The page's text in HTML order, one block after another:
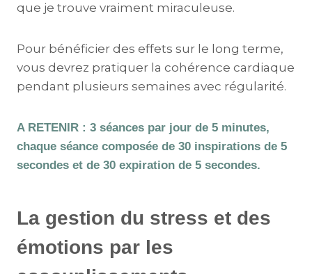
que je trouve vraiment miraculeuse.
Pour bénéficier des effets sur le long terme,
vous devrez pratiquer la cohérence cardiaque
pendant plusieurs semaines avec régularité.
A RETENIR : 3 séances par jour de 5 minutes,
chaque séance composée de 30 inspirations de 5
secondes et de 30 expiration de 5 secondes.
La gestion du stress et des
émotions par les